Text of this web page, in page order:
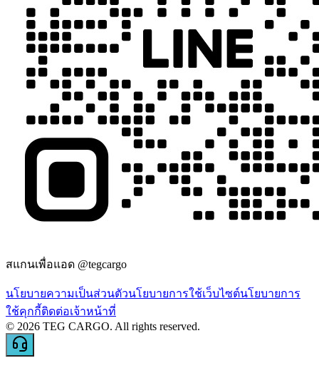
สแกนเพื่อแอด @tegcargo
นโยบายความเป็นส่วนตัวนโยบายการใช้เว็บไซต์นโยบายการ
ใช้คุกกี้ติดต่อเจ้าหน้าที่
© 2026 TEG CARGO. All rights reserved.